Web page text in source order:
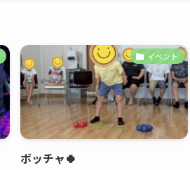
イベント
ボッチャ🍀